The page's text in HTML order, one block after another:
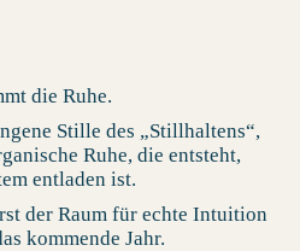
die Ruhe.
Stille des „Stillhaltens“,
Ruhe, die entsteht,
entladen ist.
der Raum für echte Intuition
kommende Jahr.